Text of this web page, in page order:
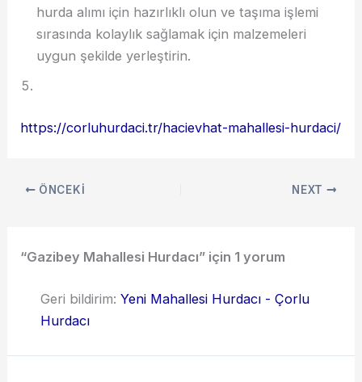
hurda alımı için hazırlıklı olun ve taşıma işlemi
sırasında kolaylık sağlamak için malzemeleri
uygun şekilde yerleştirin.
https://corluhurdaci.tr/hacievhat-mahallesi-hurdaci/
ÖNCEKI NEXT
“Gazibey Mahallesi Hurdacı” için 1 yorum
Geri bildirim: Yeni Mahallesi Hurdacı - Çorlu
Hurdacı